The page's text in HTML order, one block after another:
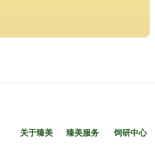
关于臻美 臻美服务 饲研中心